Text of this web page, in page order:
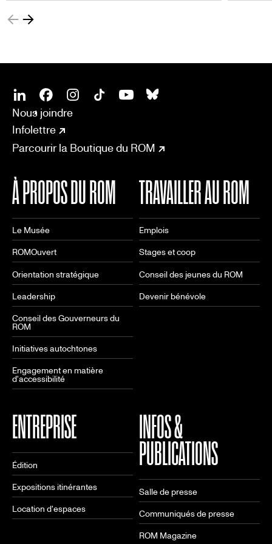
SOCIAL
LinkedinFacebookInstagram
CONNECT
Nous joindre
Infolettre
Parcourir la Boutique du ROM
À PROPOS DU ROM
Le Musée
ROMOuvert
Orientation stratégique
Leadership
Conseil des Gouverneurs du
ROM
Initiatives autochtones
Engagement en matière
d'accessibilité
TRAVAILLER AU ROM
Emplois
Stages et coop
Conseil des jeunes du ROM
Devenir bénévole
ENTREPRISE
Édition
Expositions itinérantes
Location d'espaces
INFOS &
PUBLICATIONS
Salle de presse
Communiqués de presse
ROM Magazine